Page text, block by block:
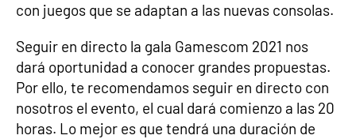
con juegos que se adaptan a las nuevas consolas.
Seguir en directo la gala Gamescom 2021 nos
dará oportunidad a conocer grandes propuestas.
Por ello, te recomendamos seguir en directo con
nosotros el evento, el cual dará comienzo a las 20
horas. Lo mejor es que tendrá una duración de